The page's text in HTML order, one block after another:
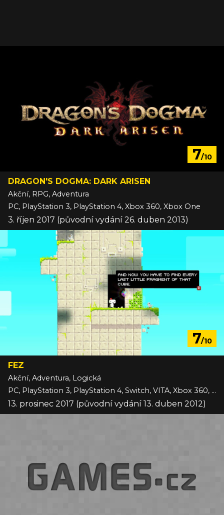
7/10
DRAGON'S DOGMA: DARK ARISEN
Akční, RPG, Adventura
PC, PlayStation 3, PlayStation 4, Xbox 360, Xbox One
3. říjen 2017 (původní vydání 26. duben 2013)
7/10
FEZ
Akční, Adventura, Logická
PC, PlayStation 3, PlayStation 4, Switch, VITA, Xbox 360, iOS
13. prosinec 2017 (původní vydání 13. duben 2012)